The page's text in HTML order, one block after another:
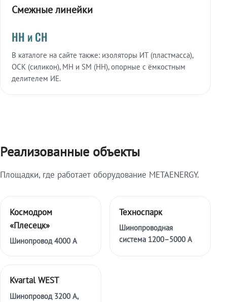
Смежные линейки
НН и СН
В каталоге на сайте также: изоляторы ИТ (пластмасса),
ОСК (силикон), МН и SM (НН), опорные с ёмкостным
делителем ИЕ.
Реализованные объекты
Площадки, где работает оборудование METAENERGY.
Космодром
«Плесецк»
Шинопровод 4000 А
Техноспарк
Шинопроводная
система 1200–5000 А
Kvartal WEST
Шинопровод 3200 А,